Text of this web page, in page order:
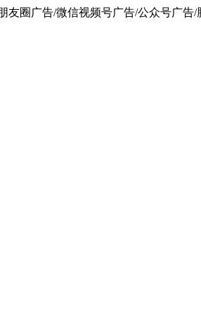
圈广告/微信视频号广告/公众号广告/